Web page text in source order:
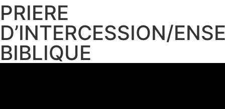
PRIERE
D’INTERCESSION/
BIBLIQUE